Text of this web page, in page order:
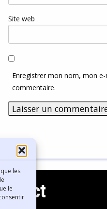
les
le
Site web
Enregistrer mon nom, mon
commentaire.